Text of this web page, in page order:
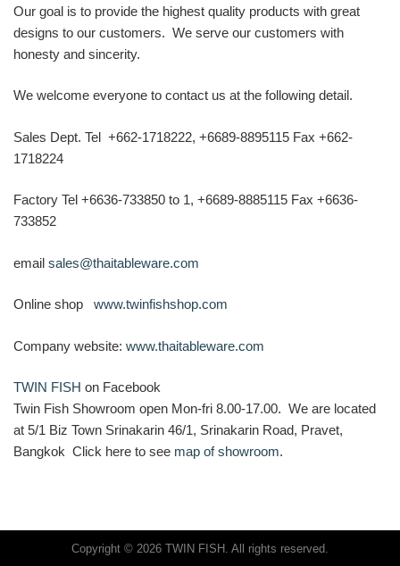
Our goal is to provide the highest quality products with great
designs to our customers. We serve our customers with
honesty and sincerity.
We welcome everyone to contact us at the following detail.
Sales Dept. Tel +662-1718222, +6689-8895115 Fax +662-
1718224
Factory Tel +6636-733850 to 1, +6689-8885115 Fax +6636-
733852
email sales@thaitableware.com
Online shop www.twinfishshop.com
Company website: www.thaitableware.com
TWIN FISH on Facebook
Twin Fish Showroom open Mon-fri 8.00-17.00. We are located
at 5/1 Biz Town Srinakarin 46/1, Srinakarin Road, Pravet,
Bangkok Click here to see map of showroom.
Copyright © 2026 TWIN FISH. All rights reserved.